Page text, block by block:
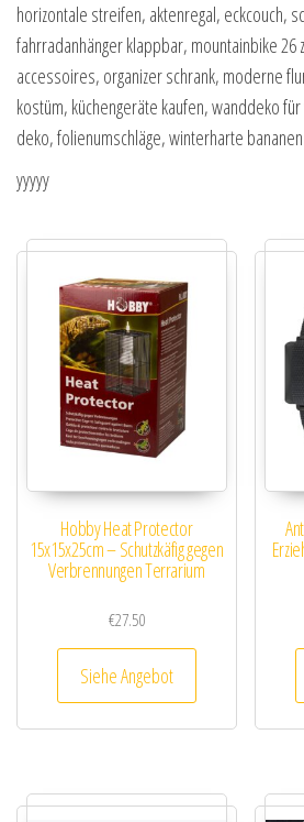
horizontale streifen, aktenregal, eckcouch,
fahrradanhänger klappbar, mountainbike
accessoires, organizer schrank, moderne
kostüm, küchengeräte kaufen, wanddeko
deko, folienumschläge, winterharte
yyyyy
Hobby Heat Protector
15x15x25cm – Schutzkäfig gegen
Verbrennungen Terrarium
€27.50
Siehe Angebot